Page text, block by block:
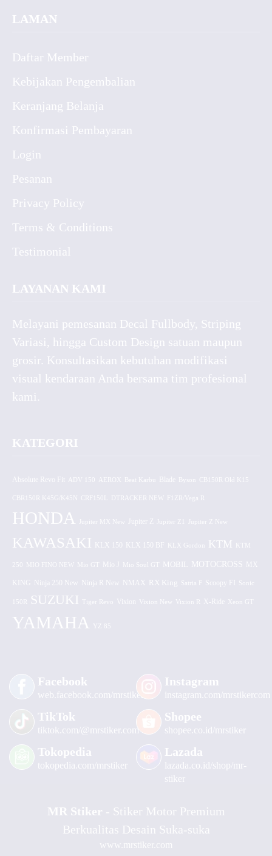
LAMAN
Daftar Member
Kebijakan Pengembalian
Keranjang Belanja
Konfirmasi Pembayaran
Login
Pesanan
Privacy Policy
Terms & Conditions
Testimonial
LAYANAN KAMI
Melayani pemesanan Decal Fullbody, Striping
Variasi, hingga Custom Design satuan maupun
grosir. Konsultasikan kebutuhan modifikasi
visual kendaraan Anda bersama tim profesional
kami.
KATEGORI
Absolute Revo Fit ADV 150 AEROX CB150R Old K15
CBR150R K45G/K45N CRF150L DTRACKER NEW F1ZR/Vega R
HONDA Jupiter MX New Jupiter Z Jupiter Z1 Jupiter Z New
KAWASAKI KLX 150 KLX 150 BF KLX Gordon KTM KTM
250 MIO FINO NEW Mio GT Mio J Mio Soul GT MOBIL MOTOCROSS MX
KING Ninja 250 New Ninja R New NMAX RX King Satria F Scoopy FI Sonic
150R SUZUKI Tiger Revo Vixion Vixion New Vixion R X-Ride Xeon GT
YAMAHA YZ 85
Facebook
web.facebook.com/mrstiker
Instagram
instagram.com/mrstikercom
TikTok
tiktok.com/@mrstiker.com
Shopee
shopee.co.id/mrstiker
Tokopedia
tokopedia.com/mrstiker
Lazada
lazada.co.id/shop/mr-
stiker
MR Stiker - Stiker Motor Premium
Berkualitas Desain Suka-suka
www.mrstiker.com